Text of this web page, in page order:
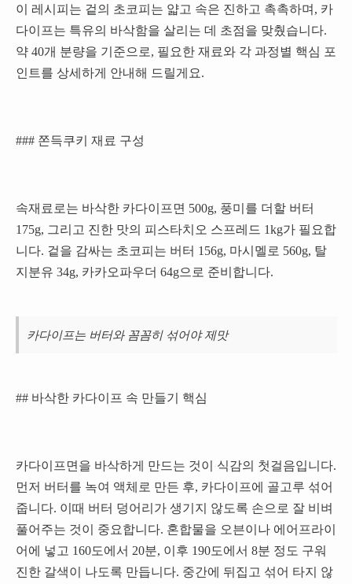
이 레시피는 겉의 초코피는 얇고 속은 진하고 촉촉하며, 카
다이프는 특유의 바삭함을 살리는 데 초점을 맞췄습니다.
약 40개 분량을 기준으로, 필요한 재료와 각 과정별 핵심 포
인트를 상세하게 안내해 드릴게요.
### 쫀득쿠키 재료 구성
속재료로는 바삭한 카다이프면 500g, 풍미를 더할 버터
175g, 그리고 진한 맛의 피스타치오 스프레드 1kg가 필요합
니다. 겉을 감싸는 초코피는 버터 156g, 마시멜로 560g, 탈
지분유 34g, 카카오파우더 64g으로 준비합니다.
카다이프는 버터와 꼼꼼히 섞어야 제맛
## 바삭한 카다이프 속 만들기 핵심
카다이프면을 바삭하게 만드는 것이 식감의 첫걸음입니다.
먼저 버터를 녹여 액체로 만든 후, 카다이프에 골고루 섞어
줍니다. 이때 버터 덩어리가 생기지 않도록 손으로 잘 비벼
풀어주는 것이 중요합니다. 혼합물을 오븐이나 에어프라이
어에 넣고 160도에서 20분, 이후 190도에서 8분 정도 구워
진한 갈색이 나도록 만듭니다. 중간에 뒤집고 섞어 타지 않